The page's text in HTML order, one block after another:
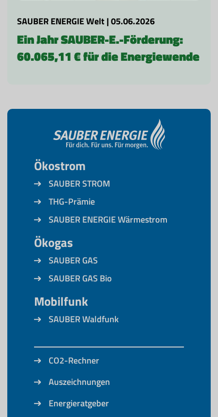
SAUBER ENERGIE Welt | 05.06.2026
Ein Jahr SAUBER-E.-Förderung:
60.065,11 € für die Energiewende
Ökostrom
SAUBER STROM
THG-Prämie
SAUBER ENERGIE Wärmestrom
Ökogas
SAUBER GAS
SAUBER GAS Bio
Mobilfunk
SAUBER Waldfunk
CO2-Rechner
Auszeichnungen
Energieratgeber